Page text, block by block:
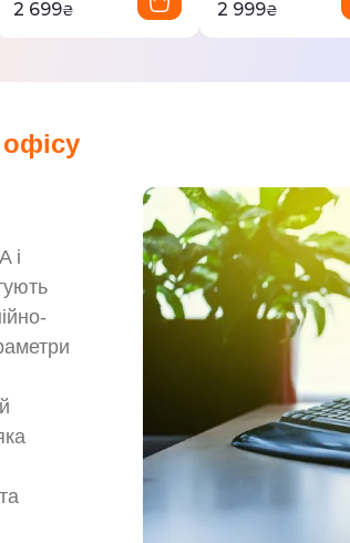
2 699₴ 2 999₴
і